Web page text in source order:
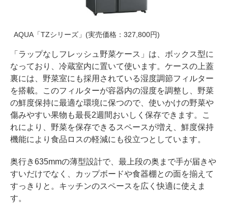
AQUA「TZシリーズ」(実売価格：327,800円)
「ラップなしフレッシュ野菜ケース」は、ボックス型に
なっており、冷蔵室内に置いて使います。ケースの上蓋
裏には、野菜室にも採用されている湿度調節フィルター
を搭載。このフィルターが容器内の湿度を調整し、野菜
の鮮度保持に最適な環境に保つので、使いかけの野菜や
傷みやすい果物も最長2週間おいしく保存できます。こ
れにより、野菜を保存できるスペースが増え、鮮度保持
機能により食品ロスの軽減にも役立つとしています。
奥行き635mmの薄型設計で、最上段の奥まで手が届きや
すいだけでなく、カップボードや食器棚との面を揃えて
すっきりと。キッチンのスペースを広く快適に使えま
す。